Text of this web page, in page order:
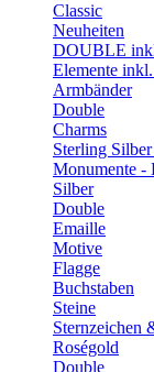
Classic
Neuheiten
DOUBLE
Elemente
Armbänder
Double
Charms
Sterling
Monumente -
Silber
Double
Emaille
Motive
Flagge
Buchstaben
Steine
Sternzeichen
Roségold
Double